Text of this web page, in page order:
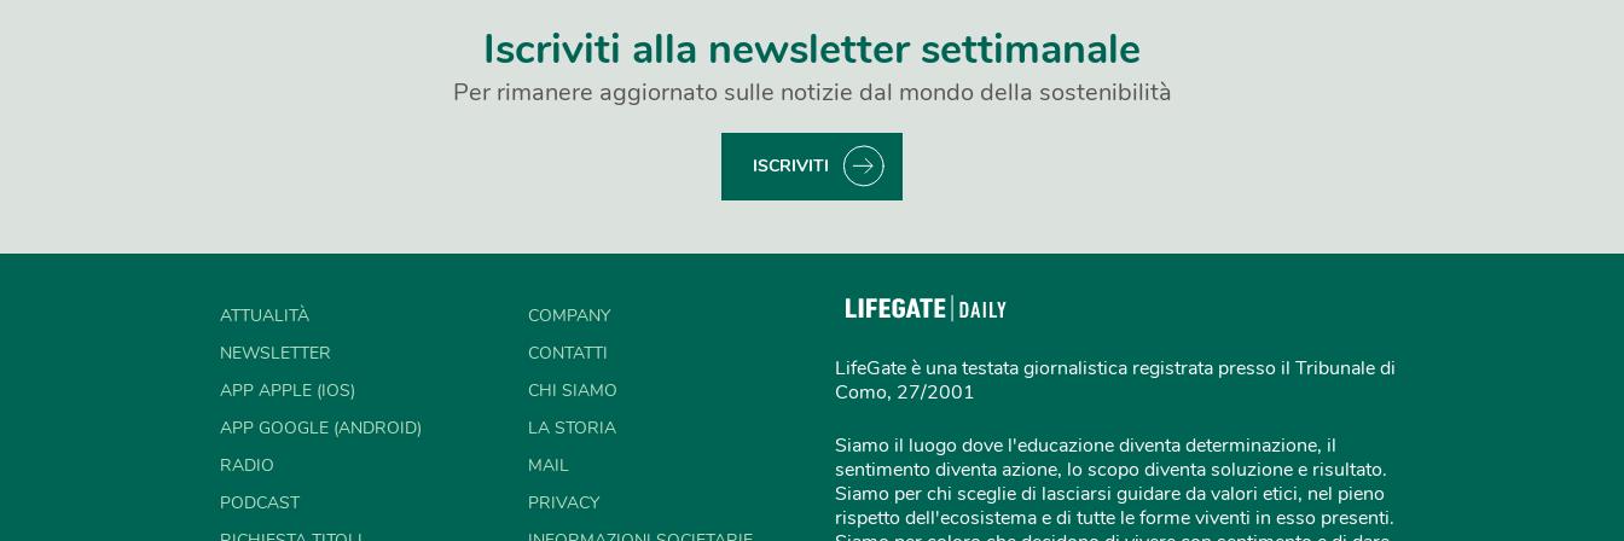
Iscriviti alla newsletter settimanale
Per rimanere aggiornato sulle notizie dal mondo della sostenibilità
ISCRIVITI
ATTUALITÀ
NEWSLETTER
APP APPLE (IOS)
APP GOOGLE (ANDROID)
RADIO
PODCAST
COMPANY
CONTATTI
CHI SIAMO
LA STORIA
MAIL
PRIVACY
LifeGate è una testata giornalistica registrata presso il Tribunale di
Como, 27/2001
Siamo il luogo dove l'educazione diventa determinazione, il
sentimento diventa azione, lo scopo diventa soluzione e risultato.
Siamo per chi sceglie di lasciarsi guidare da valori etici, nel pieno
rispetto dell'ecosistema e di tutte le forme viventi in esso presenti.